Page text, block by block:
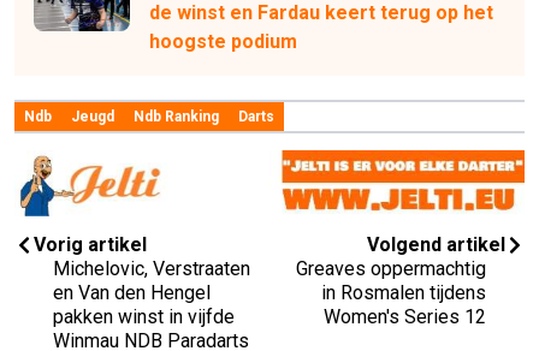
de winst en Fardau keert terug op het
hoogste podium
Ndb Jeugd Ndb Ranking Darts
Vorig artikel
Michelovic, Verstraaten
en Van den Hengel
pakken winst in vijfde
Winmau NDB Paradarts
Volgend artikel
Greaves oppermachtig
in Rosmalen tijdens
Women's Series 12